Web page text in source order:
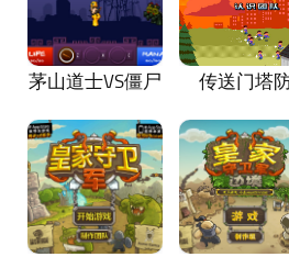
茅山道士VS僵尸 传送门塔